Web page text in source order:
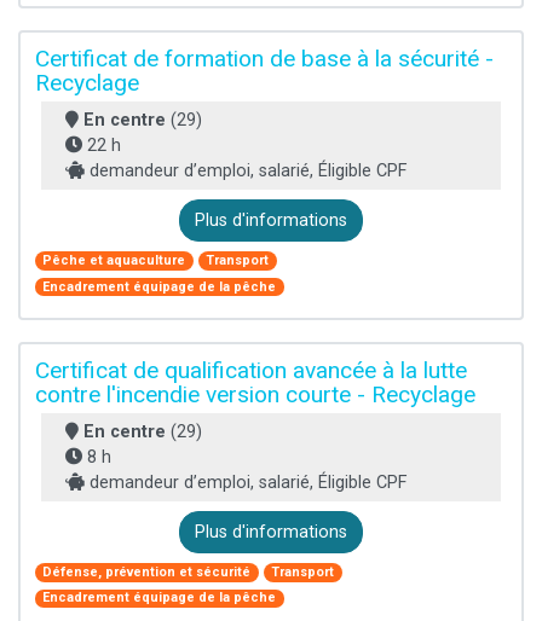
Certificat de formation de base à la sécurité -
Recyclage
En centre (29)
22 h
demandeur d’emploi, salarié, Éligible CPF
Plus d'informations
Pêche et aquaculture
Transport
Encadrement équipage de la pêche
Certificat de qualification avancée à la lutte
contre l'incendie version courte - Recyclage
En centre (29)
8 h
demandeur d’emploi, salarié, Éligible CPF
Plus d'informations
Défense, prévention et sécurité
Transport
Encadrement équipage de la pêche